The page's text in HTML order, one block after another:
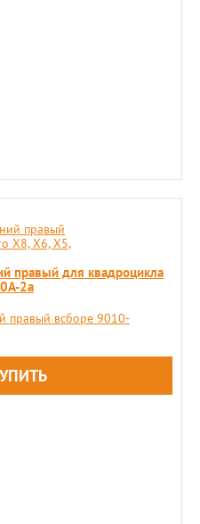
правый для квадроцикла
2a
правый всборе 9010-